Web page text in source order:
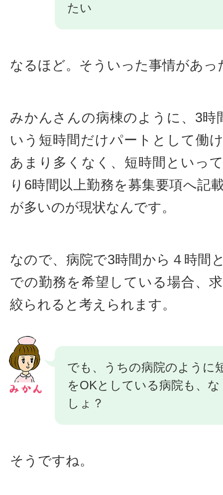
たい
なるほど。そういった事情があっ
みかんさんの病棟のように、3時
いう短時間だけパートとして働
あまり多くなく、短時間といっ
り6時間以上勤務を募集要項へ記
が多いのが現状なんです。
なので、病院で3時間から４時間
での勤務を希望している場合、
絞られると考えられます。
でも、うちの病院のように
をOKとしている病院も、
しょ？
そうですね。